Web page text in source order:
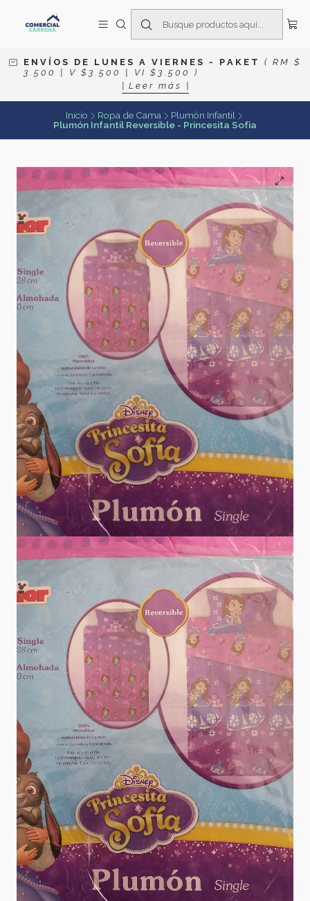
E N V Í O S D E L U N E S A V I E R N E S - P A K E T
( R M $
3 . 5 0 0 | V $ 3 . 5 0 0 | V I $ 3 . 5 0 0 )
| L e e r m á s |
Inicio Ropa de Cama
Plumón Infantil
Plumón Infantil Reversible - Princesita Sofìa